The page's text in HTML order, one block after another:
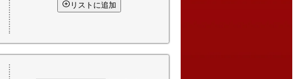
リストに追加